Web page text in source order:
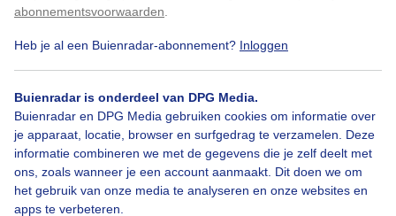
abonnementsvoorwaarden
Heb je al een Buienradar-abonnement? Inloggen
Buienradar is onderdeel van DPG Media.
Buienradar en DPG Media gebruiken cookies om informatie over
je apparaat, locatie, browser en surfgedrag te verzamelen. Deze
informatie combineren we met de gegevens die je zelf deelt met
ons, zoals wanneer je een account aanmaakt. Dit doen we om
het gebruik van onze media te analyseren en onze websites en
apps te verbeteren.
Bekijk slideshow